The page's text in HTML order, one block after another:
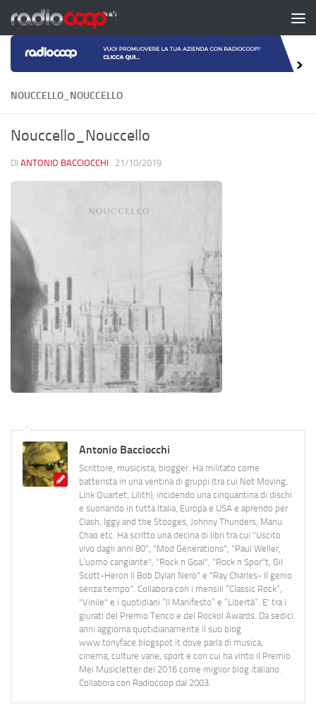
Salta al contenuto
NOUCCELLO_NOUCCELLO
Nouccello_Nouccello
DI ANTONIO BACCIOCCHI · 21/10/2019
Antonio Bacciocchi
Scrittore, musicista, blogger. Ha militato come
batterista in una ventina di gruppi (tra cui Not Moving,
Link Quartet, Lilith), incidendo una cinquantina di dischi
e suonando in tutta Italia, Europa e USA e aprendo per
Clash, Iggy and the Stooges, Johnny Thunders, Manu
Chao etc. Ha scritto una decina di libri tra cui "Uscito
vivo dagli anni 80", "Mod Generations", "Paul Weller,
L’uomo cangiante", "Rock n Goal", "Rock n Spor"t, Gil
Scott-Heron Il Bob Dylan Nero" e "Ray Charles- Il genio
senza tempo". Collabora con i mensili “Classic Rock”,
"Vinile" e i quotidiani “Il Manifesto” e “Libertà”. E' tra i
giurati del Premio Tenco e del Rockol Awards. Da sedici
anni aggiorna quotidianamente il suo blog
www.tonyface.blogspot.it dove parla di musica,
cinema, culture varie, sport e con cui ha vinto il Premio
Mei Musicletter del 2016 come miglior blog italiano.
Collabora con Radiocoop dal 2003.